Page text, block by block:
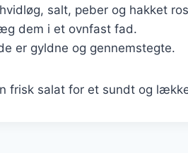
salt, peber og hakket
dem i et ovnfast fad.
er gyldne og gennemstegte.
frisk salat for et sundt og